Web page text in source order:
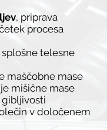
, priprava
procesa
telesne
mase
mišične mase
v določenem